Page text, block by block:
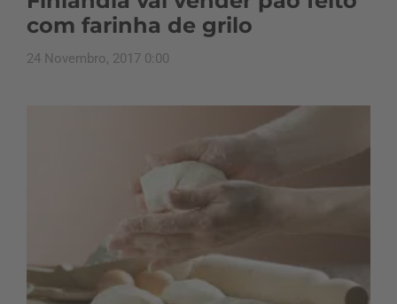
com farinha de grilo
24 Novembro, 2017 0:00